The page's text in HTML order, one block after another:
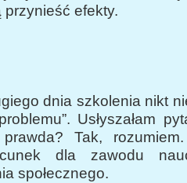
przynieść efekty.
dnia szkolenia nikt
Usłyszałam
Tak,
dla zawodu
społecznego.